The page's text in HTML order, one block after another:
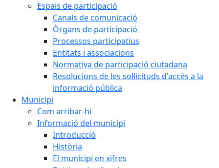
Espais de participació
Canals de comunicació
Òrgans de participació
Processos participatius
Entitats i associacions
Normativa de participació ciutadana
Resolucions de les sol·licituds d'accés a la
informació pública
Municipi
Com arribar-hi
Informació del municipi
Introducció
Història
El municipi en xifres